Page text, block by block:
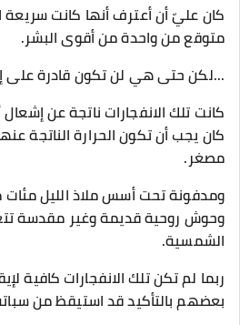
كان عليّ أن أعترف أنها كانت سريعة
متوقع من واحدة من أقوى البشر.
...لكن حتى هي لن تكون قادرة على
كانت تلك الانفجارات ناتجة عن
كان يجب أن تكون الحرارة الناتجة
مصغر.
ومدفونة تحت أسس ملاذ الليل
وحوش روحية قديمة وغير مقدسة
الشمسية.
ربما لم تكن تلك الانفجارات كافية
بعضهم بالتأكيد قد استيقظ من